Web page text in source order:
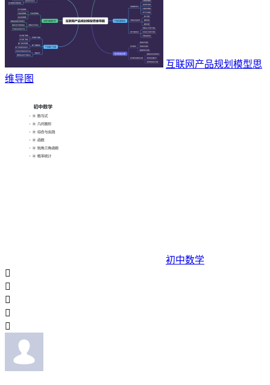
互联网产品规划模型思
维导图
初中数学




